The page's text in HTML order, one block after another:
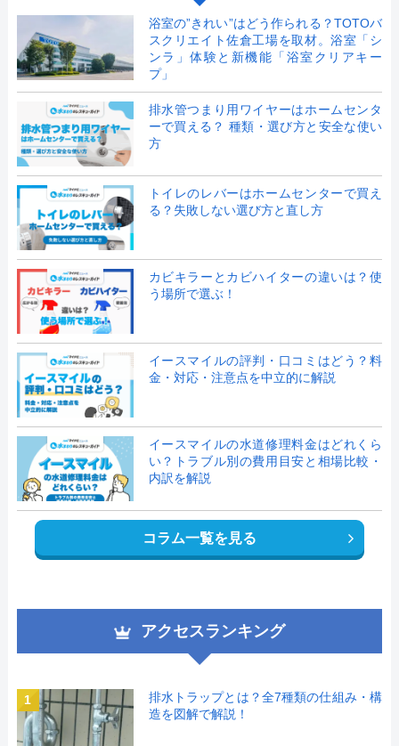
浴室の”きれい”はどう作られる？TOTOバ
スクリエイト佐倉工場を取材。浴室「シ
ンラ」体験と新機能「浴室クリアキー
プ」
排水管つまり用ワイヤーはホームセンタ
ーで買える？ 種類・選び方と安全な使い
方
トイレのレバーはホームセンターで買え
る？失敗しない選び方と直し方
カビキラーとカビハイターの違いは？使
う場所で選ぶ！
イースマイルの評判・口コミはどう？料
金・対応・注意点を中立的に解説
イースマイルの水道修理料金はどれくら
い？トラブル別の費用目安と相場比較・
内訳を解説
コラム一覧を見る
アクセスランキング
1
排水トラップとは？全7種類の仕組み・構
造を図解で解説！